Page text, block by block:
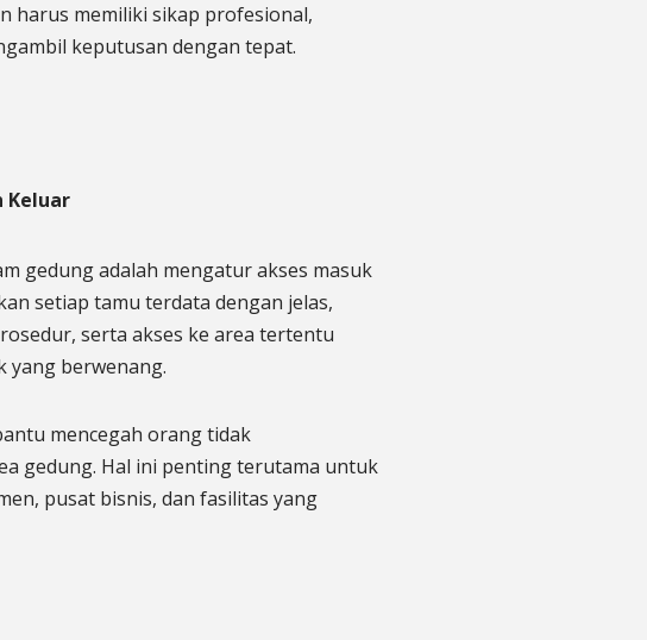
harus memiliki sikap profesional,
keputusan dengan tepat.
Keluar
gedung adalah mengatur akses masuk
setiap tamu terdata dengan jelas,
serta akses ke area tertentu
yang berwenang.
mencegah orang tidak
gedung. Hal ini penting terutama untuk
pusat bisnis, dan fasilitas yang